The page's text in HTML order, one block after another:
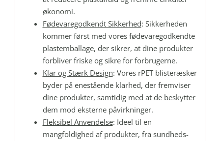
økonomi.
Fødevaregodkendt Sikkerhed: Sikkerheden
kommer først med vores fødevaregodkendte
plastemballage, der sikrer, at dine produkter
forbliver friske og sikre for forbrugerne.
Klar og Stærk Design: Vores rPET blisteræsker
byder på enestående klarhed, der fremviser
dine produkter, samtidig med at de beskytter
dem mod eksterne påvirkninger.
Fleksibel Anvendelse: Ideel til en
mangfoldighed af produkter, fra sundheds-